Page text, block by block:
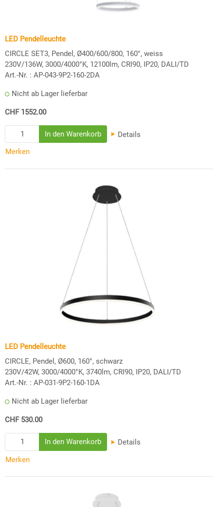
LED Pendelleuchte
CIRCLE SET3, Pendel, Ø400/600/800, 160°, weiss
230V/136W, 3000/4000°K, 12100lm, CRI90, IP20, DALI/TD
Art.-Nr. : AP-043-9P2-160-2DA
Nicht ab Lager lieferbar
CHF 1552.00
Details
Merken
LED Pendelleuchte
CIRCLE, Pendel, Ø600, 160°, schwarz
230V/42W, 3000/4000°K, 3740lm, CRI90, IP20, DALI/TD
Art.-Nr. : AP-031-9P2-160-1DA
Nicht ab Lager lieferbar
CHF 530.00
Details
Merken